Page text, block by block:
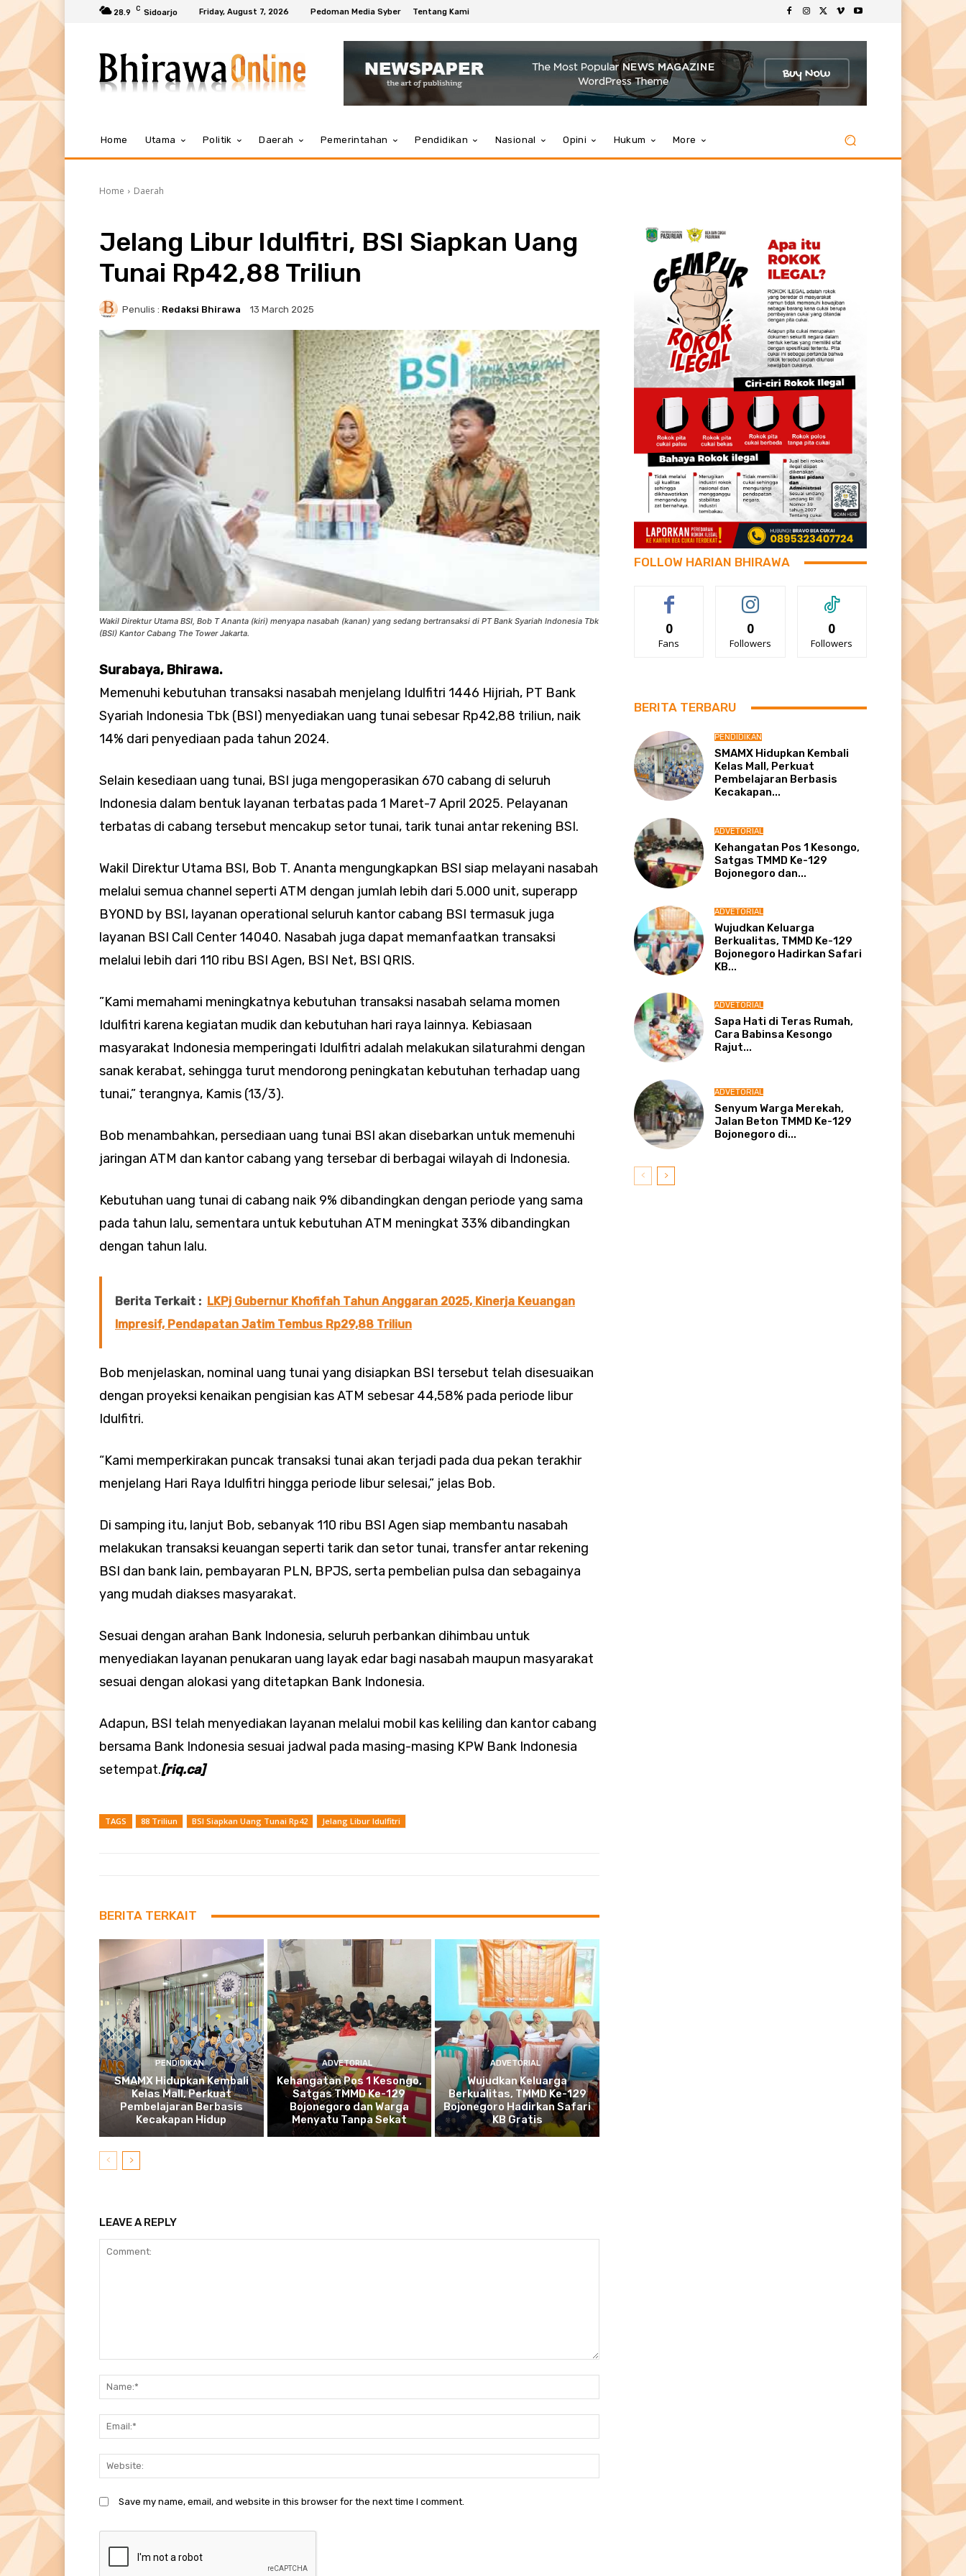
28.9 C Sidoarjo Friday, August 7, 2026 Pedoman Media Syber Tentang Kami
Home Utama Politik Daerah Pemerintahan Pendidikan Nasional Opini Hukum More
Home Daerah
Jelang Libur Idulfitri, BSI Siapkan Uang
Tunai Rp42,88 Triliun
Penulis : Redaksi Bhirawa 13 March 2025
Wakil Direktur Utama BSI, Bob T Ananta (kiri) menyapa nasabah (kanan) yang sedang bertransaksi di PT Bank Syariah Indonesia Tbk
(BSI) Kantor Cabang The Tower Jakarta.
Surabaya, Bhirawa.
Memenuhi kebutuhan transaksi nasabah menjelang Idulfitri 1446 Hijriah, PT Bank
Syariah Indonesia Tbk (BSI) menyediakan uang tunai sebesar Rp42,88 triliun, naik
14% dari penyediaan pada tahun 2024.
Selain kesediaan uang tunai, BSI juga mengoperasikan 670 cabang di seluruh
Indonesia dalam bentuk layanan terbatas pada 1 Maret-7 April 2025. Pelayanan
terbatas di cabang tersebut mencakup setor tunai, tarik tunai antar rekening BSI.
Wakil Direktur Utama BSI, Bob T. Ananta mengungkapkan BSI siap melayani nasabah
melalui semua channel seperti ATM dengan jumlah lebih dari 5.000 unit, superapp
BYOND by BSI, layanan operational seluruh kantor cabang BSI termasuk juga
layanan BSI Call Center 14040. Nasabah juga dapat memanfaatkan transaksi
melalui lebih dari 110 ribu BSI Agen, BSI Net, BSI QRIS.
”Kami memahami meningkatnya kebutuhan transaksi nasabah selama momen
Idulfitri karena kegiatan mudik dan kebutuhan hari raya lainnya. Kebiasaan
masyarakat Indonesia memperingati Idulfitri adalah melakukan silaturahmi dengan
sanak kerabat, sehingga turut mendorong peningkatan kebutuhan terhadap uang
tunai,” terangnya, Kamis (13/3).
Bob menambahkan, persediaan uang tunai BSI akan disebarkan untuk memenuhi
jaringan ATM dan kantor cabang yang tersebar di berbagai wilayah di Indonesia.
Kebutuhan uang tunai di cabang naik 9% dibandingkan dengan periode yang sama
pada tahun lalu, sementara untuk kebutuhan ATM meningkat 33% dibandingkan
dengan tahun lalu.
Berita Terkait : LKPj Gubernur Khofifah Tahun Anggaran 2025, Kinerja Keuangan
Impresif, Pendapatan Jatim Tembus Rp29,88 Triliun
Bob menjelaskan, nominal uang tunai yang disiapkan BSI tersebut telah disesuaikan
dengan proyeksi kenaikan pengisian kas ATM sebesar 44,58% pada periode libur
Idulfitri.
“Kami memperkirakan puncak transaksi tunai akan terjadi pada dua pekan terakhir
menjelang Hari Raya Idulfitri hingga periode libur selesai,” jelas Bob.
Di samping itu, lanjut Bob, sebanyak 110 ribu BSI Agen siap membantu nasabah
melakukan transaksi keuangan seperti tarik dan setor tunai, transfer antar rekening
BSI dan bank lain, pembayaran PLN, BPJS, serta pembelian pulsa dan sebagainya
yang mudah diakses masyarakat.
Sesuai dengan arahan Bank Indonesia, seluruh perbankan dihimbau untuk
menyediakan layanan penukaran uang layak edar bagi nasabah maupun masyarakat
sesuai dengan alokasi yang ditetapkan Bank Indonesia.
Adapun, BSI telah menyediakan layanan melalui mobil kas keliling dan kantor cabang
bersama Bank Indonesia sesuai jadwal pada masing-masing KPW Bank Indonesia
setempat.[riq.ca]
TAGS 88 Triliun BSI Siapkan Uang Tunai Rp42 Jelang Libur Idulfitri
BERITA TERKAIT
PENDIDIKAN
SMAMX Hidupkan Kembali
Kelas Mall, Perkuat
Pembelajaran Berbasis
Kecakapan Hidup
ADVETORIAL
Kehangatan Pos 1 Kesongo,
Satgas TMMD Ke-129
Bojonegoro dan Warga
Menyatu Tanpa Sekat
ADVETORIAL
Wujudkan Keluarga
Berkualitas, TMMD Ke-129
Bojonegoro Hadirkan Safari
KB Gratis
LEAVE A REPLY
Save my name, email, and website in this browser for the next time I comment.
FOLLOW HARIAN BHIRAWA
0
Fans
0
Followers
0
Followers
BERITA TERBARU
PENDIDIKAN
SMAMX Hidupkan Kembali
Kelas Mall, Perkuat
Pembelajaran Berbasis
Kecakapan...
ADVETORIAL
Kehangatan Pos 1 Kesongo,
Satgas TMMD Ke-129
Bojonegoro dan...
ADVETORIAL
Wujudkan Keluarga
Berkualitas, TMMD Ke-129
Bojonegoro Hadirkan Safari
KB...
ADVETORIAL
Sapa Hati di Teras Rumah,
Cara Babinsa Kesongo
Rajut...
ADVETORIAL
Senyum Warga Merekah,
Jalan Beton TMMD Ke-129
Bojonegoro di...